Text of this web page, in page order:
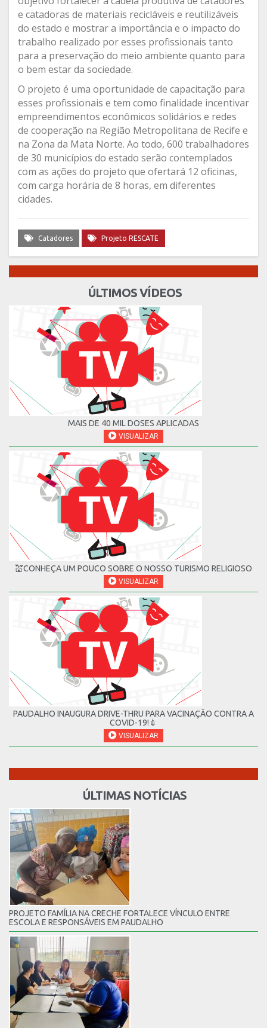
e catadoras de materiais recicláveis e reutilizáveis
do estado e mostrar a importância e o impacto do
trabalho realizado por esses profissionais tanto
para a preservação do meio ambiente quanto para
o bem estar da sociedade.
O projeto é uma oportunidade de capacitação para
esses profissionais e tem como finalidade incentivar
empreendimentos econômicos solidários e redes
de cooperação na Região Metropolitana de Recife e
na Zona da Mata Norte. Ao todo, 600 trabalhadores
de 30 municípios do estado serão contemplados
com as ações do projeto que ofertará 12 oficinas,
com carga horária de 8 horas, em diferentes
cidades.
Catadores Projeto RESCATE
ÚLTIMOS VÍDEOS
MAIS DE 40 MIL DOSES APLICADAS
VISUALIZAR
💒CONHEÇA UM POUCO SOBRE O NOSSO TURISMO RELIGIOSO
VISUALIZAR
PAUDALHO INAUGURA DRIVE-THRU PARA VACINAÇÃO CONTRA A
COVID-19!💉
VISUALIZAR
ÚLTIMAS NOTÍCIAS
PROJETO FAMÍLIA NA CRECHE FORTALECE VÍNCULO ENTRE
ESCOLA E RESPONSÁVEIS EM PAUDALHO